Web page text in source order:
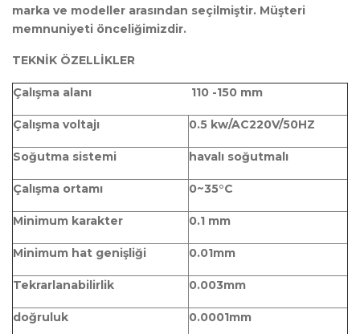
marka ve modeller arasından seçilmiştir. Müşteri
memnuniyeti önceliğimizdir.
TEKNİK ÖZELLİKLER
Çalışma alanı 110 -150 mm
Çalışma voltajı 0.5 kw/AC220V/50HZ
Soğutma sistemi havalı soğutmalı
Çalışma ortamı 0~35°C
Minimum karakter 0.1 mm
Minimum hat genişliği 0.01mm
Tekrarlanabilirlik 0.003mm
doğruluk 0.0001mm